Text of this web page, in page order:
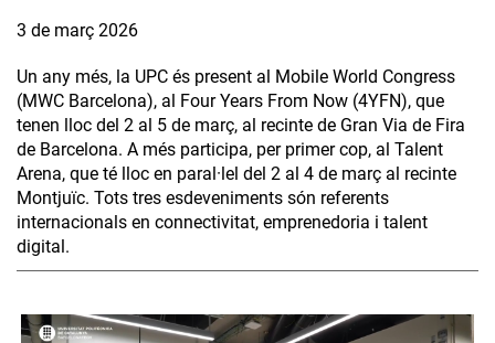
3 de març 2026
Un any més, la UPC és present al Mobile World Congress
(MWC Barcelona), al Four Years From Now (4YFN), que
tenen lloc del 2 al 5 de març, al recinte de Gran Via de Fira
de Barcelona. A més participa, per primer cop, al Talent
Arena, que té lloc en paral·lel del 2 al 4 de març al recinte
Montjuïc. Tots tres esdeveniments són referents
internacionals en connectivitat, emprenedoria i talent
digital.